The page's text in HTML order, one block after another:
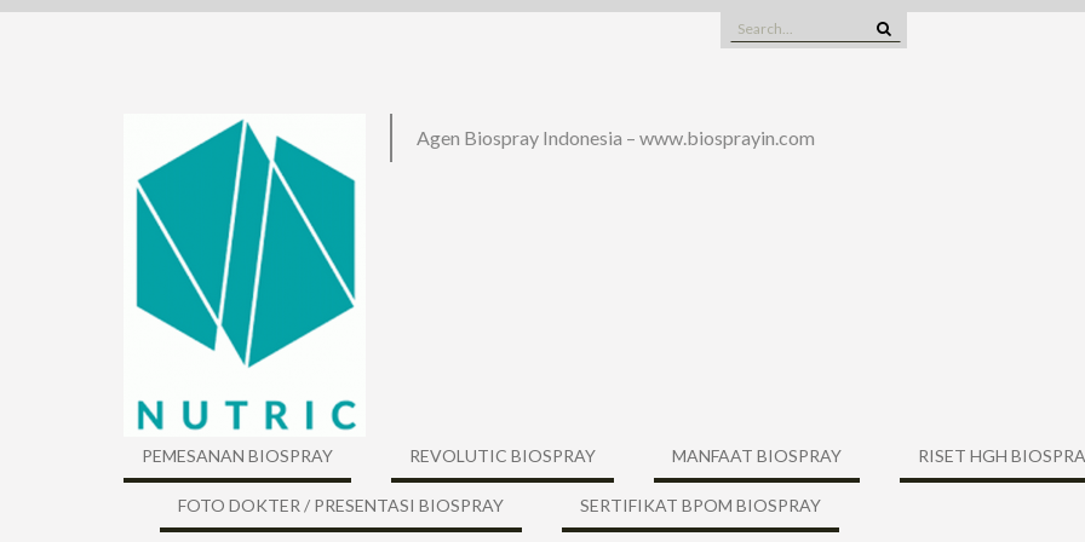
Skip
Search
for:
Agen Biospray Indonesia – www.biosprayin.com
PEMESANAN BIOSPRAY REVOLUTIC BIOSPRAY MANFAAT BIOSPRAY RISET HGH
FOTO DOKTER / PRESENTASI BIOSPRAY SERTIFIKAT BPOM BIOSPRAY